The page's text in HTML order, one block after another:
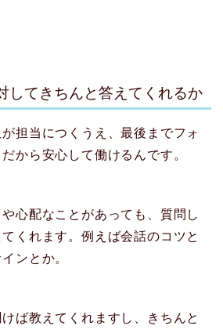
してきちんと答えてくれるか
担当につくうえ、最後までフォ
から安心して働けるんです。
心配なことがあっても、質問し
くれます。例えば会話のコツと
ンとか。
ば教えてくれますし、きちんと